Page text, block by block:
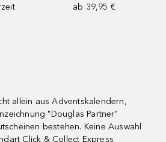
ab 39,95 €
allein aus Adventskalendern,
"Douglas Partner"
bestehen. Keine Auswahl
Click & Collect Express